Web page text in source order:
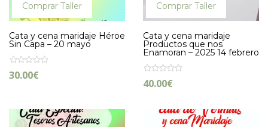
Comprar Taller
Cata y cena maridaje Héroe
Sin Capa – 20 mayo
30.00€
Comprar Taller
Cata y cena maridaje
Productos que nos
Enamoran – 2025 14 febrero
40.00€